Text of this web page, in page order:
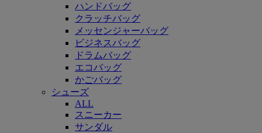
ハンドバッグ
クラッチバッグ
メッセンジャーバッグ
ビジネスバッグ
ドラムバッグ
エコバッグ
かごバッグ
シューズ
ALL
スニーカー
サンダル